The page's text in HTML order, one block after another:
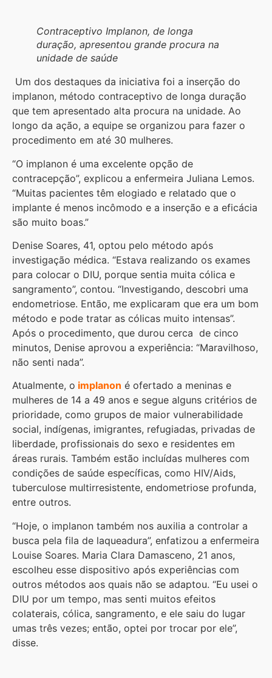
Contraceptivo Implanon, de longa
duração, apresentou grande procura na
unidade de saúde
Um dos destaques da iniciativa foi a inserção do
implanon, método contraceptivo de longa duração
que tem apresentado alta procura na unidade. Ao
longo da ação, a equipe se organizou para fazer o
procedimento em até 30 mulheres.
“O implanon é uma excelente opção de
contracepção”, explicou a enfermeira Juliana Lemos.
“Muitas pacientes têm elogiado e relatado que o
implante é menos incômodo e a inserção e a eficácia
são muito boas.”
Denise Soares, 41, optou pelo método após
investigação médica. “Estava realizando os exames
para colocar o DIU, porque sentia muita cólica e
sangramento”, contou. “Investigando, descobri uma
endometriose. Então, me explicaram que era um bom
método e pode tratar as cólicas muito intensas”.
Após o procedimento, que durou cerca de cinco
minutos, Denise aprovou a experiência: “Maravilhoso,
não senti nada”.
Atualmente, o implanon é ofertado a meninas e
mulheres de 14 a 49 anos e segue alguns critérios de
prioridade, como grupos de maior vulnerabilidade
social, indígenas, imigrantes, refugiadas, privadas de
liberdade, profissionais do sexo e residentes em
áreas rurais. Também estão incluídas mulheres com
condições de saúde específicas, como HIV/Aids,
tuberculose multirresistente, endometriose profunda,
entre outros.
“Hoje, o implanon também nos auxilia a controlar a
busca pela fila de laqueadura”, enfatizou a enfermeira
Louise Soares. Maria Clara Damasceno, 21 anos,
escolheu esse dispositivo após experiências com
outros métodos aos quais não se adaptou. “Eu usei o
DIU por um tempo, mas senti muitos efeitos
colaterais, cólica, sangramento, e ele saiu do lugar
umas três vezes; então, optei por trocar por ele”,
disse.